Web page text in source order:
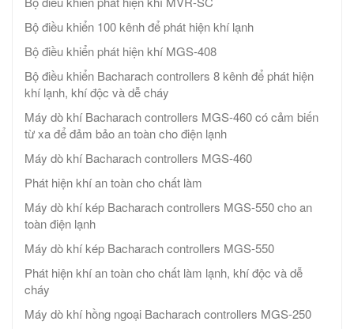
Bộ điều khiển 100 kênh để phát hiện khí lạnh
Bộ điều khiển phát hiện khí MGS-408
Bộ điều khiển Bacharach controllers 8 kênh để phát hiện
khí lạnh, khí độc và dễ cháy
Máy dò khí Bacharach controllers MGS-460 có cảm biến
từ xa để đảm bảo an toàn cho điện lạnh
Máy dò khí Bacharach controllers MGS-460
Phát hiện khí an toàn cho chất làm
Máy dò khí kép Bacharach controllers MGS-550 cho an
toàn điện lạnh
Máy dò khí kép Bacharach controllers MGS-550
Phát hiện khí an toàn cho chất làm lạnh, khí độc và dễ
cháy
Máy dò khí hồng ngoại Bacharach controllers MGS-250